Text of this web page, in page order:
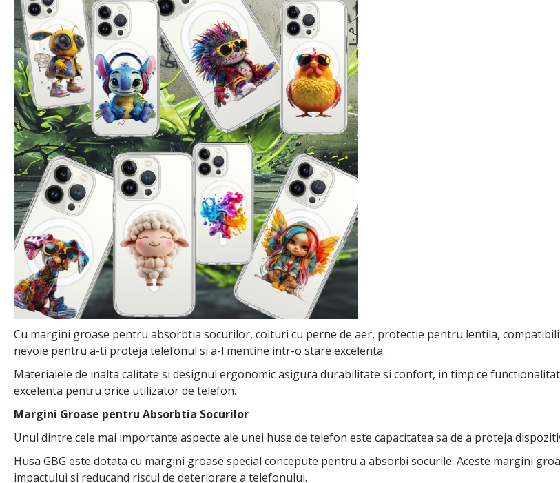
Cu margini groase pentru absorbtia socurilor, colturi cu perne de aer, protectie pentru lentila,
nevoie pentru a-ti proteja telefonul si a-l mentine intr-o stare excelenta.
Materialele de inalta calitate si designul ergonomic asigura durabilitate si confort, in timp ce
excelenta pentru orice utilizator de telefon.
Margini Groase pentru Absorbtia Socurilor
Unul dintre cele mai importante aspecte ale unei huse de telefon este capacitatea sa de a proteja
Husa GBG este dotata cu margini groase special concepute pentru a absorbi socurile. Aceste margini
impactului si reducand riscul de deteriorare a telefonului.